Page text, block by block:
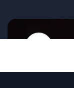
Zurück